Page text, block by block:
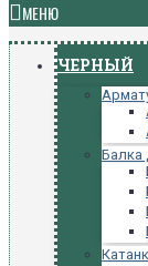
МЕНЮ
ЧЕРНЫЙ
Балка